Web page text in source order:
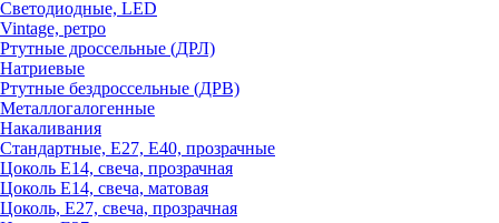
Светодиодные, LED
Vintage, ретро
Ртутные дроссельные (ДРЛ)
Натриевые
Ртутные бездроссельные (ДРВ)
Металлогалогенные
Накаливания
Стандартные, Е27, Е40, прозрачные
Цоколь Е14, свеча, прозрачная
Цоколь Е14, свеча, матовая
Цоколь, Е27, свеча, прозрачная